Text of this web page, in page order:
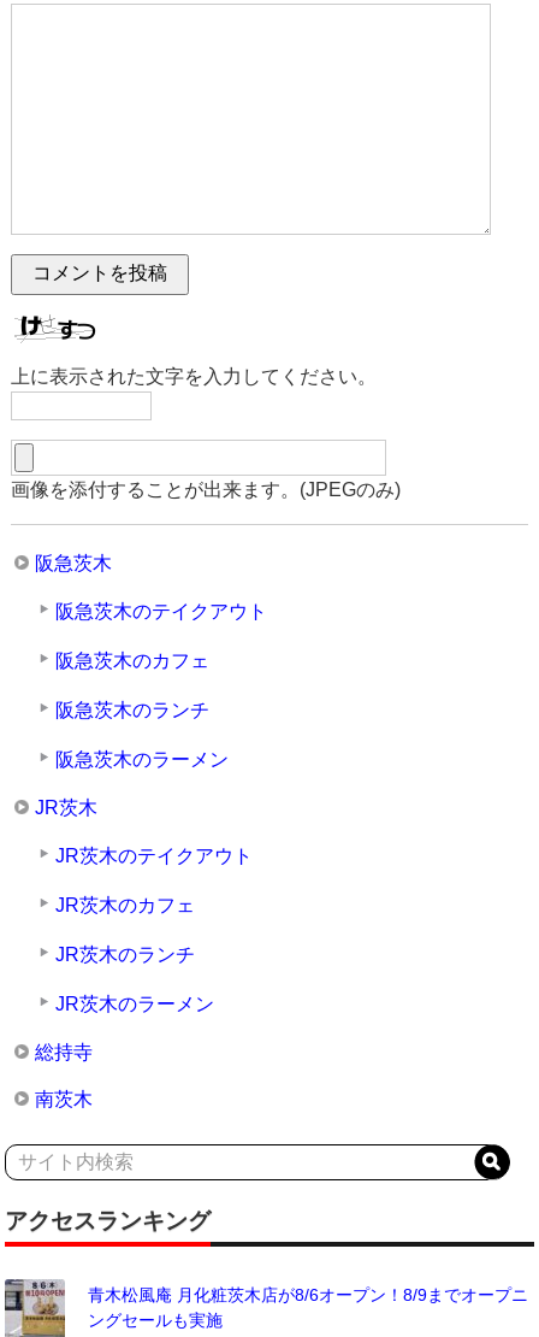
上に表示された文字を入力してください。
画像を添付することが出来ます。(JPEGのみ)
阪急茨木
阪急茨木のテイクアウト
阪急茨木のカフェ
阪急茨木のランチ
阪急茨木のラーメン
JR茨木
JR茨木のテイクアウト
JR茨木のカフェ
JR茨木のランチ
JR茨木のラーメン
総持寺
南茨木
アクセスランキング
青木松風庵 月化粧茨木店が8/6オープン！8/9までオープニ
ングセールも実施